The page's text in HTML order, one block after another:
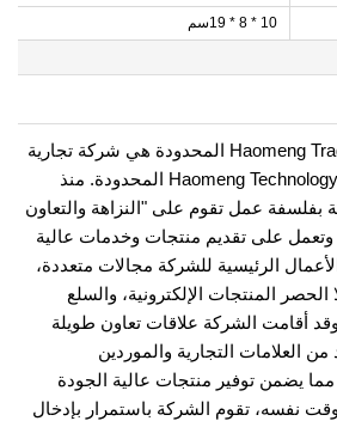
10 * 8 * 19سم
شركة Haomeng Trading (Hangzhou) المحدودة هي شركة تجارية
تابعة لشركة Haomeng Technology (Zhejiang) المحدودة. منذ
بفلسفة عمل تقوم على "النزاهة والتعاون
وتعمل على تقديم منتجات وخدمات عالية
الرئيسية للشركة مجالات متعددة،
المنتجات الإلكترونية، والسلع
أقامت الشركة علاقات تعاون طويلة
العلامات التجارية والموردين
مما يضمن توفير منتجات عالية الجودة
نفسه، تقوم الشركة باستمرار بإدخال